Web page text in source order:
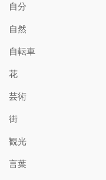
自分
自然
自転車
花
芸術
街
観光
言葉